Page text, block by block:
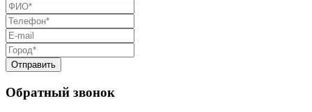
Обратный звонок